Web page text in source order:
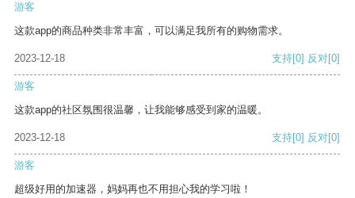
游客
这款app的商品种类非常丰富，可以满足我所有的购物需求。
2023-12-18 支持[0] 反对[0]
游客
这款app的社区氛围很温馨，让我能够感受到家的温暖。
2023-12-18 支持[0] 反对[0]
游客
超级好用的加速器，妈妈再也不用担心我的学习啦！